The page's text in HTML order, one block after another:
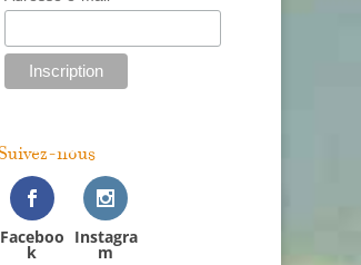
Suivez-nous
Faceboo
k
Instagra
m